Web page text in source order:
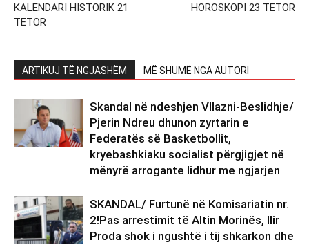
KALENDARI HISTORIK 21
TETOR
HOROSKOPI 23 TETOR
ARTIKUJ TË NGJASHËM MË SHUMË NGA AUTORI
Skandal në ndeshjen Vllazni-Beslidhje/
Pjerin Ndreu dhunon zyrtarin e
Federatës së Basketbollit,
kryebashkiaku socialist përgjigjet në
mënyrë arrogante lidhur me ngjarjen
SKANDAL/ Furtunë në Komisariatin nr.
2!Pas arrestimit të Altin Morinës, Ilir
Proda shok i ngushtë i tij shkarkon dhe